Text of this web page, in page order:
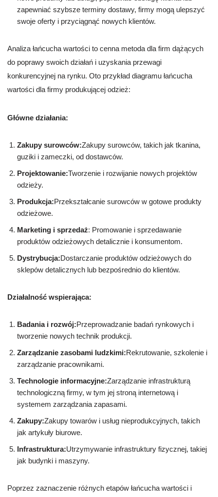
zapewniać szybsze terminy dostawy, firmy mogą ulepszyć
swoje oferty i przyciągnąć nowych klientów.
Analiza łańcucha wartości to cenna metoda dla firm dążących
do poprawy swoich działań i uzyskania przewagi
konkurencyjnej na rynku. Oto przykład diagramu łańcucha
wartości dla firmy produkującej odzież:
Główne działania:
Zakupy surowców:Zakupy surowców, takich jak tkanina,
guziki i zameczki, od dostawców.
Projektowanie:Tworzenie i rozwijanie nowych projektów
odzieży.
Produkcja:Przekształcanie surowców w gotowe produkty
odzieżowe.
Marketing i sprzedaż: Promowanie i sprzedawanie
produktów odzieżowych detalicznie i konsumentom.
Dystrybucja:Dostarczanie produktów odzieżowych do
sklepów detalicznych lub bezpośrednio do klientów.
Działalność wspierająca:
Badania i rozwój:Przeprowadzanie badań rynkowych i
tworzenie nowych technik produkcji.
Zarządzanie zasobami ludzkimi:Rekrutowanie, szkolenie i
zarządzanie pracownikami.
Technologie informacyjne:Zarządzanie infrastrukturą
technologiczną firmy, w tym jej stroną internetową i
systemem zarządzania zapasami.
Zakupy:Zakupy towarów i usług nieprodukcyjnych, takich
jak artykuły biurowe.
Infrastruktura:Utrzymywanie infrastruktury fizycznej, takiej
jak budynki i maszyny.
Poprzez zaznaczenie różnych etapów łańcucha wartości i